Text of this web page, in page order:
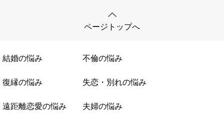
ページトップへ
結婚の悩み 不倫の悩み
復縁の悩み 失恋・別れの悩み
遠距離恋愛の悩み 夫婦の悩み